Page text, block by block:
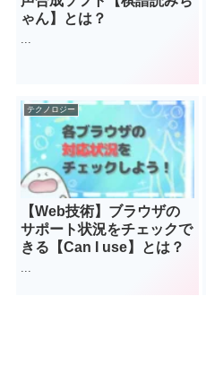
ゃん】とは？
...
テクノロジー
【Web技術】ブラウザの
サポート状況をチェックで
きる【Can I use】とは？